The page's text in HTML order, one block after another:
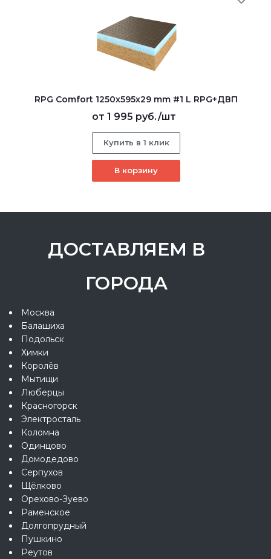
RPG Comfort 1250х595х29 mm #1 L RPG+ДВП
от 1 995 руб./шт
Купить в 1 клик
В корзину
ДОСТАВЛЯЕМ В
ГОРОДА
Москва
Балашиха
Подольск
Химки
Королёв
Мытищи
Люберцы
Красногорск
Электросталь
Коломна
Одинцово
Домодедово
Серпухов
Щёлково
Орехово-Зуево
Раменское
Долгопрудный
Пушкино
Реутов